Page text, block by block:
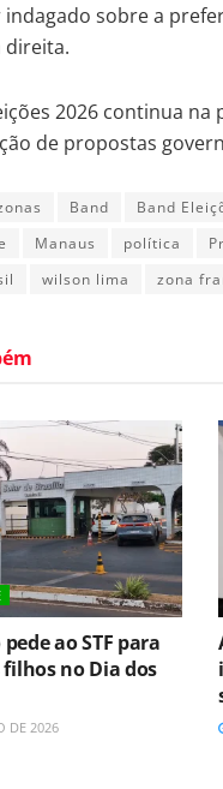
indagado sobre a
direita.
2026 continua
de propostas
Band Band
Manaus política
wilson lima zona
ao STF para
filhos no Dia dos
DE 2026